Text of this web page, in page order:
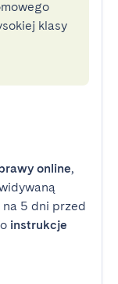
klasy
online,
5 dni przed
instrukcje